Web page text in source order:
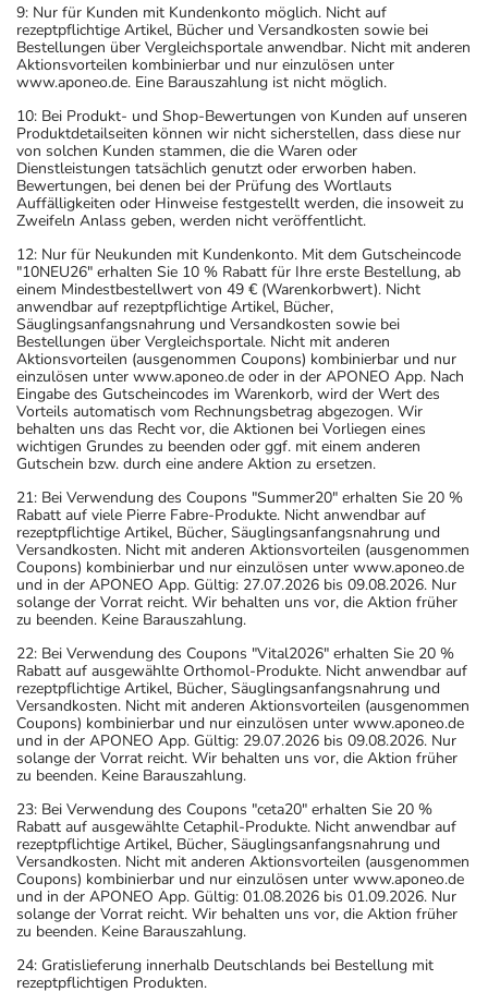
9: Nur für Kunden mit Kundenkonto möglich. Nicht auf
rezeptpflichtige Artikel, Bücher und Versandkosten sowie bei
Bestellungen über Vergleichsportale anwendbar. Nicht mit anderen
Aktionsvorteilen kombinierbar und nur einzulösen unter
www.aponeo.de. Eine Barauszahlung ist nicht möglich.
10: Bei Produkt- und Shop-Bewertungen von Kunden auf unseren
Produktdetailseiten können wir nicht sicherstellen, dass diese nur
von solchen Kunden stammen, die die Waren oder
Dienstleistungen tatsächlich genutzt oder erworben haben.
Bewertungen, bei denen bei der Prüfung des Wortlauts
Auffälligkeiten oder Hinweise festgestellt werden, die insoweit zu
Zweifeln Anlass geben, werden nicht veröffentlicht.
12: Nur für Neukunden mit Kundenkonto. Mit dem Gutscheincode
"10NEU26" erhalten Sie 10 % Rabatt für Ihre erste Bestellung, ab
einem Mindestbestellwert von 49 € (Warenkorbwert). Nicht
anwendbar auf rezeptpflichtige Artikel, Bücher,
Säuglingsanfangsnahrung und Versandkosten sowie bei
Bestellungen über Vergleichsportale. Nicht mit anderen
Aktionsvorteilen (ausgenommen Coupons) kombinierbar und nur
einzulösen unter www.aponeo.de oder in der APONEO App. Nach
Eingabe des Gutscheincodes im Warenkorb, wird der Wert des
Vorteils automatisch vom Rechnungsbetrag abgezogen. Wir
behalten uns das Recht vor, die Aktionen bei Vorliegen eines
wichtigen Grundes zu beenden oder ggf. mit einem anderen
Gutschein bzw. durch eine andere Aktion zu ersetzen.
21: Bei Verwendung des Coupons "Summer20" erhalten Sie 20 %
Rabatt auf viele Pierre Fabre-Produkte. Nicht anwendbar auf
rezeptpflichtige Artikel, Bücher, Säuglingsanfangsnahrung und
Versandkosten. Nicht mit anderen Aktionsvorteilen (ausgenommen
Coupons) kombinierbar und nur einzulösen unter www.aponeo.de
und in der APONEO App. Gültig: 27.07.2026 bis 09.08.2026. Nur
solange der Vorrat reicht. Wir behalten uns vor, die Aktion früher
zu beenden. Keine Barauszahlung.
22: Bei Verwendung des Coupons "Vital2026" erhalten Sie 20 %
Rabatt auf ausgewählte Orthomol-Produkte. Nicht anwendbar auf
rezeptpflichtige Artikel, Bücher, Säuglingsanfangsnahrung und
Versandkosten. Nicht mit anderen Aktionsvorteilen (ausgenommen
Coupons) kombinierbar und nur einzulösen unter www.aponeo.de
und in der APONEO App. Gültig: 29.07.2026 bis 09.08.2026. Nur
solange der Vorrat reicht. Wir behalten uns vor, die Aktion früher
zu beenden. Keine Barauszahlung.
23: Bei Verwendung des Coupons "ceta20" erhalten Sie 20 %
Rabatt auf ausgewählte Cetaphil-Produkte. Nicht anwendbar auf
rezeptpflichtige Artikel, Bücher, Säuglingsanfangsnahrung und
Versandkosten. Nicht mit anderen Aktionsvorteilen (ausgenommen
Coupons) kombinierbar und nur einzulösen unter www.aponeo.de
und in der APONEO App. Gültig: 01.08.2026 bis 01.09.2026. Nur
solange der Vorrat reicht. Wir behalten uns vor, die Aktion früher
zu beenden. Keine Barauszahlung.
24: Gratislieferung innerhalb Deutschlands bei Bestellung mit
rezeptpflichtigen Produkten.